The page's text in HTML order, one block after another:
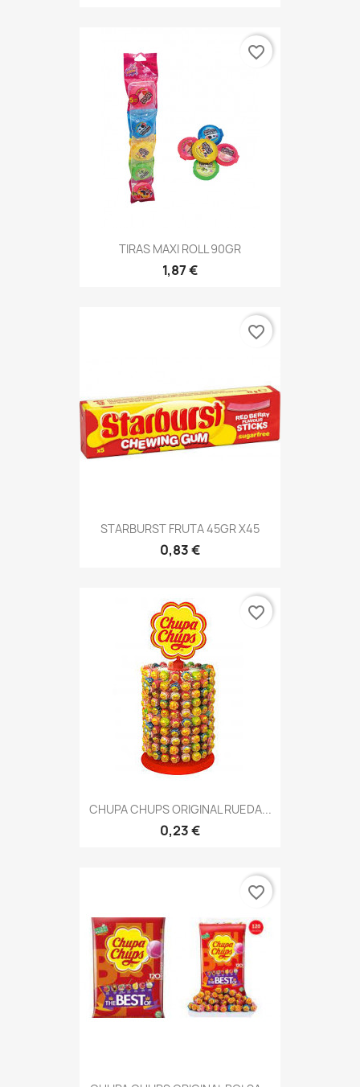
TIRAS MAXI ROLL 90GR
1,87 €
favorite_border
STARBURST FRUTA 45GR X45
0,83 €
favorite_border
CHUPA CHUPS ORIGINAL RUEDA...
0,23 €
favorite_border
favorite_border